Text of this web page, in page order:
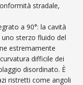
stradale,
a 90°: la cavità
sterzo fluido del
estremamente
difficile dei
disordinato. È
ristretti come angoli